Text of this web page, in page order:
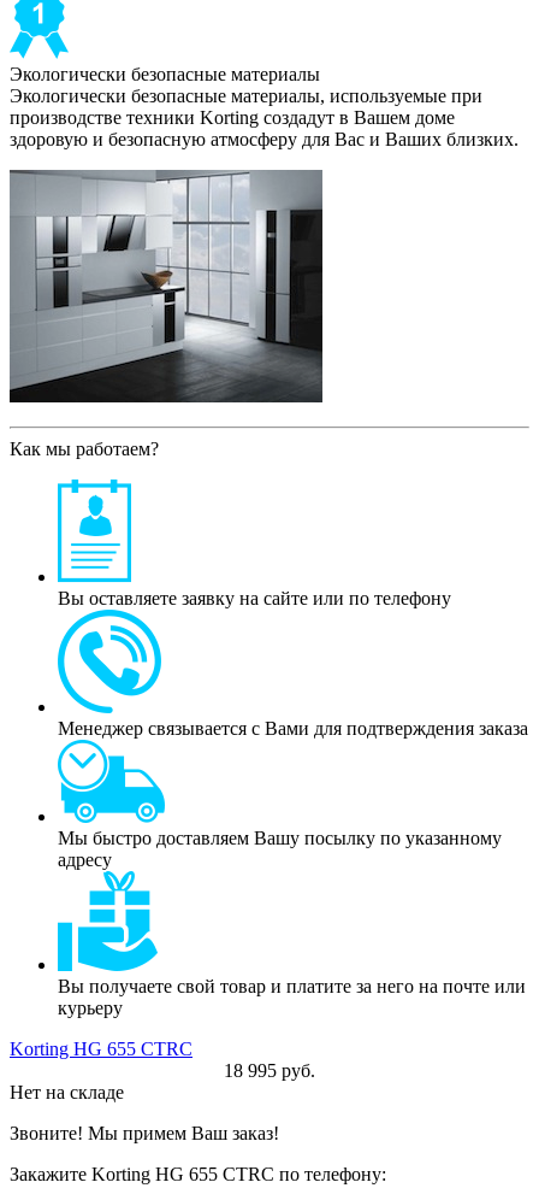
Экологически безопасные материалы
Экологически безопасные материалы, используемые при
производстве техники Korting создадут в Вашем доме
здоровую и безопасную атмосферу для Вас и Ваших близких.
Как мы работаем?
Вы оставляете заявку на сайте или по телефону
Менеджер связывается с Вами для подтверждения заказа
Мы быстро доставляем Вашу посылку по указанному
адресу
Вы получаете свой товар и платите за него на почте или
курьеру
Korting HG 655 CTRC
18 995 руб.
Нет на складе
Звоните! Мы примем Ваш заказ!
Закажите Korting HG 655 CTRC по телефону: